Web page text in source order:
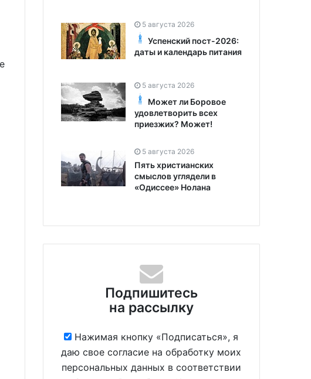
5 августа 2026
Успенский пост-2026:
даты и календарь питания
5 августа 2026
Может ли Боровое
удовлетворить всех
приезжих? Может!
5 августа 2026
Пять христианских
смыслов углядели в
«Одиссее» Нолана
Подпишитесь
на рассылку
Нажимая кнопку «Подписаться», я
даю свое согласие на обработку моих
персональных данных в соответствии